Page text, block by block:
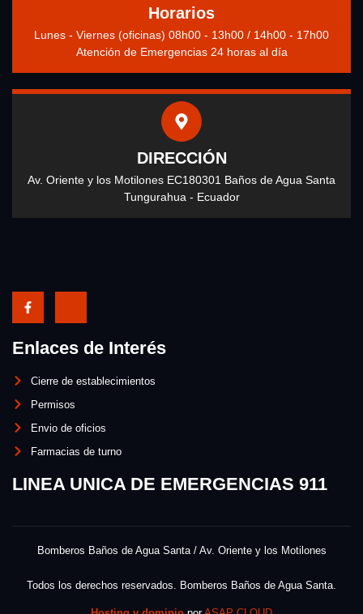
Horarios
Lunes - Viernes (oficinas) 08h00 - 13h00 / 14h00 - 17h00
Atención de Emergencias 24 horas al día
DIRECCIÓN
Av. Oriente y los Motilones EC180301 Baños de Agua Santa
Tungurahua - Ecuador
Enlaces de Interés
Cierre de establecimientos
Permisos
Envio de oficios
Farmacias de turno
LINEA UNICA DE EMERGENCIAS 911
Bomberos Baños de Agua Santa / Av. Oriente y los Motilones
Todos los derechos reservados. Bomberos Baños de Agua Santa.